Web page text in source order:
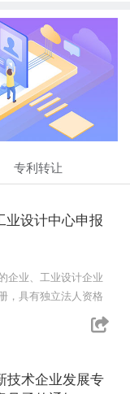
专利转让
业设计中心申报
企业、工业设计企业
，具有独立法人资格
技术企业发展专